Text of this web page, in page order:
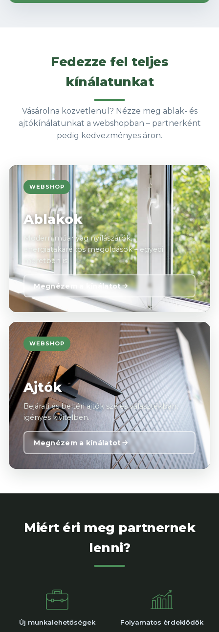
Fedezze fel teljes
kínálatunkat
Vásárolna közvetlenül? Nézze meg ablak- és
ajtókínálatunkat a webshopban – partnerként
pedig kedvezményes áron.
WEBSHOP
Ablakok
Modern műanyag nyílászárók,
energiatakarékos megoldások – egyedi
méretben is.
Megnézem a kínálatot
WEBSHOP
Ajtók
Bejárati és beltéri ajtók széles választékban,
igényes kivitelben.
Megnézem a kínálatot
Miért éri meg partnernek
lenni?
Új munkalehetőségek Folyamatos érdeklődők